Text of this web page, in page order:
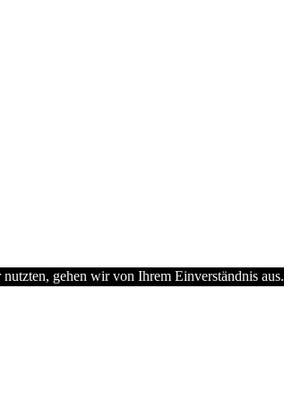
gehen wir von Ihrem Einverständnis aus.